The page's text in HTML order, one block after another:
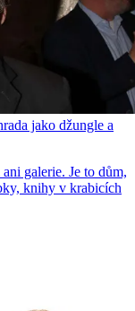
jako džungle a
galerie. Je to dům,
knihy v krabicích